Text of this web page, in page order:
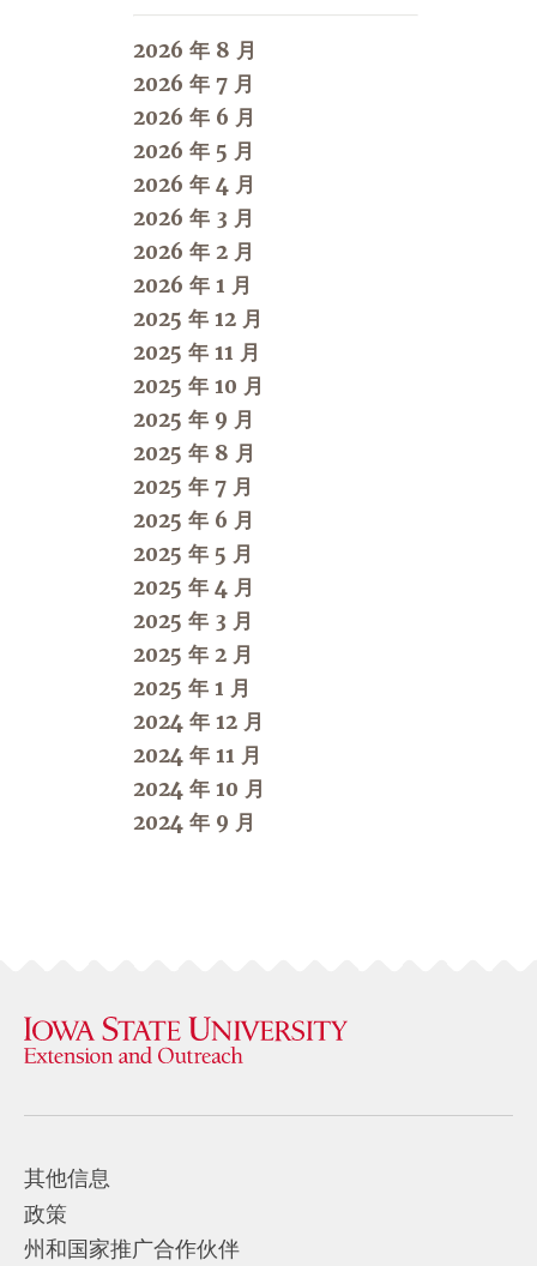
2026 年 8 月
2026 年 7 月
2026 年 6 月
2026 年 5 月
2026 年 4 月
2026 年 3 月
2026 年 2 月
2026 年 1 月
2025 年 12 月
2025 年 11 月
2025 年 10 月
2025 年 9 月
2025 年 8 月
2025 年 7 月
2025 年 6 月
2025 年 5 月
2025 年 4 月
2025 年 3 月
2025 年 2 月
2025 年 1 月
2024 年 12 月
2024 年 11 月
2024 年 10 月
2024 年 9 月
其他信息
政策
州和国家推广合作伙伴